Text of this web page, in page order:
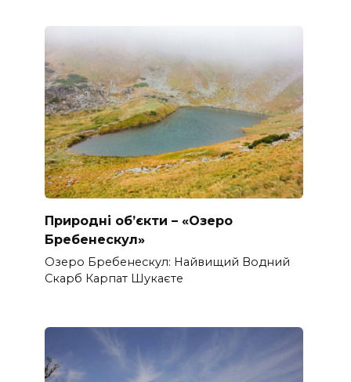
Природні об’єкти – «Озеро
Бребенескул»
Озеро Бребенескул: Найвищий Водний
Скарб Карпат Шукаєте